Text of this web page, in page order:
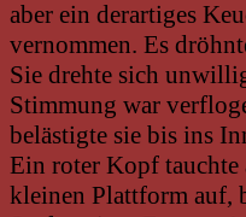
aber ein derartiges
vernommen. Es
Sie drehte sich
Stimmung war
belästigte sie bis ins
Ein roter Kopf tauchte
kleinen Plattform auf,